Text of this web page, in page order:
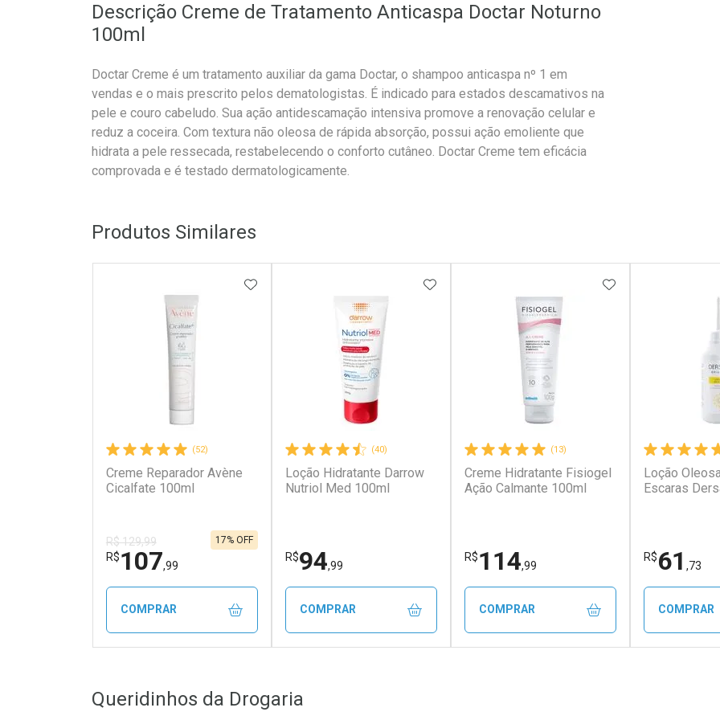
Descrição Creme de Tratamento Anticaspa Doctar Noturno
100ml
Doctar Creme é um tratamento auxiliar da gama Doctar, o shampoo anticaspa nº 1 em
vendas e o mais prescrito pelos dematologistas. É indicado para estados descamativos na
pele e couro cabeludo. Sua ação antidescamação intensiva promove a renovação celular e
reduz a coceira. Com textura não oleosa de rápida absorção, possui ação emoliente que
hidrata a pele ressecada, restabelecendo o conforto cutâneo. Doctar Creme tem eficácia
comprovada e é testado dermatologicamente.
Produtos Similares
(52)
Creme Reparador Avène
Cicalfate 100ml
R$ 129,99
R$107,99
17% OFF
ADICIONAR AOS FAVORITOS
COMPRAR
Laboratório
Por Menos
(40)
Loção Hidratante Darrow
Nutriol Med 100ml
R$94,99
ADICIONAR AOS FAVORITOS
COMPRAR
Laboratório
Por Menos
(13)
Creme Hidratante Fisiogel
Ação Calmante 100ml
R$114,99
ADICIONAR AOS
COMPRAR
Loção
Escaras
R$61 ,73
COMPRAR
Queridinhos da Drogaria